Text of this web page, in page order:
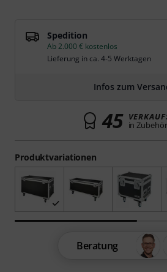
Produktvariationen
Spedition
Ab 2.000 € kostenlos
Lieferung in ca. 4-5 Werktagen
Infos zum
45 in
Beratung